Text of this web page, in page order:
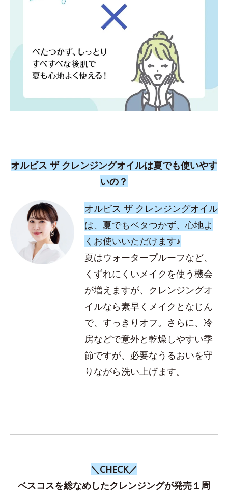
オルビス ザ クレンジングオイルは夏でも使いやす
いの？
オルビス ザ クレンジングオイル
は、夏でもベタつかず、心地よ
くお使いいただけます♪
夏はウォータープルーフなど、
くずれにくいメイクを使う機会
が増えますが、クレンジングオ
イルなら素早くメイクとなじん
で、すっきりオフ。さらに、冷
房などで意外と乾燥しやすい季
節ですが、必要なうるおいを守
りながら洗い上げます。
＼CHECK／
ベスコスを総なめしたクレンジングが発売１周